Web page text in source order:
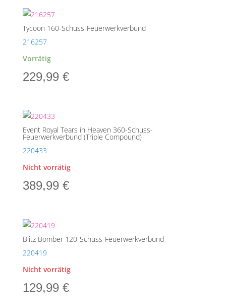
Tycoon 160-Schuss-Feuerwerkverbund
216257
Vorrätig
229,99 €
Event Royal Tears in Heaven 360-Schuss-
Feuerwerkverbund (Triple Compound)
220433
Nicht vorrätig
389,99 €
Blitz Bomber 120-Schuss-Feuerwerkverbund
220419
Nicht vorrätig
129,99 €